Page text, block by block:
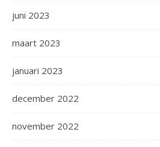
juni 2023
maart 2023
januari 2023
december 2022
november 2022